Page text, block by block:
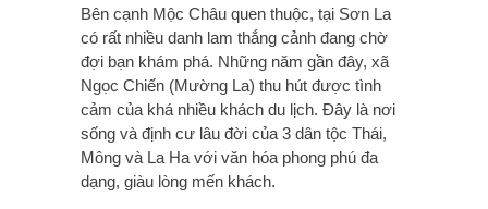
Bên cạnh Mộc Châu quen thuộc, tại Sơn La
có rất nhiều danh lam thắng cảnh đang chờ
đợi bạn khám phá. Những năm gần đây, xã
Ngọc Chiến (Mường La) thu hút được tình
cảm của khá nhiều khách du lịch. Đây là nơi
sống và định cư lâu đời của 3 dân tộc Thái,
Mông và La Ha với văn hóa phong phú đa
dạng, giàu lòng mến khách.